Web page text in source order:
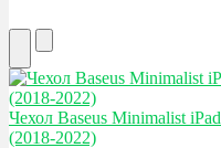
Чехол Baseus Minimalist
(2018-2022)